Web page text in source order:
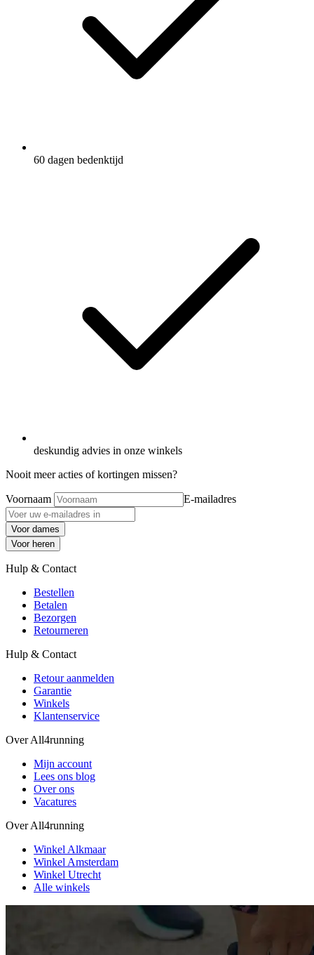
60 dagen bedenktijd
deskundig advies in onze winkels
Nooit meer acties of kortingen missen?
Voornaam E-mailadres
Voor dames
Voor heren
Hulp & Contact
Bestellen
Betalen
Bezorgen
Retourneren
Hulp & Contact
Retour aanmelden
Garantie
Winkels
Klantenservice
Over All4running
Mijn account
Lees ons blog
Over ons
Vacatures
Over All4running
Winkel Alkmaar
Winkel Amsterdam
Winkel Utrecht
Alle winkels